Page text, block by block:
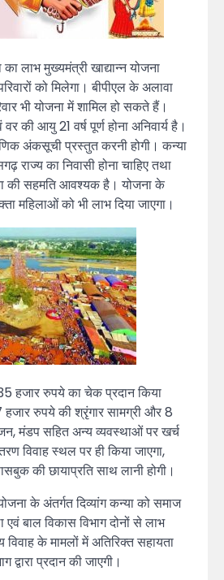
लाभ मुख्यमंत्री खाद्यान्न योजना
को मिलेगा। बीपीएल के अलावा
भी योजना में शामिल हो सकते हैं।
की आयु 21 वर्ष पूर्ण होना अनिवार्य है।
अंकसूची प्रस्तुत करनी होगी। कन्या
राज्य का निवासी होना चाहिए तथा
की सहमति आवश्यक है। योजना के
महिलाओं को भी लाभ दिया जाएगा।
हजार रुपये का चेक प्रदान किया
रुपये की श्रृंगार सामग्री और 8
मंडप सहित अन्य व्यवस्थाओं पर खर्च
विवाह स्थल पर ही किया जाएगा,
की छायाप्रति साथ लानी होगी।
के अंतर्गत दिव्यांग कन्या को समाज
एवं बाल विकास विभाग दोनों से लाभ
विवाह के मामलों में अतिरिक्त सहायता
द्वारा प्रदान की जाएगी।